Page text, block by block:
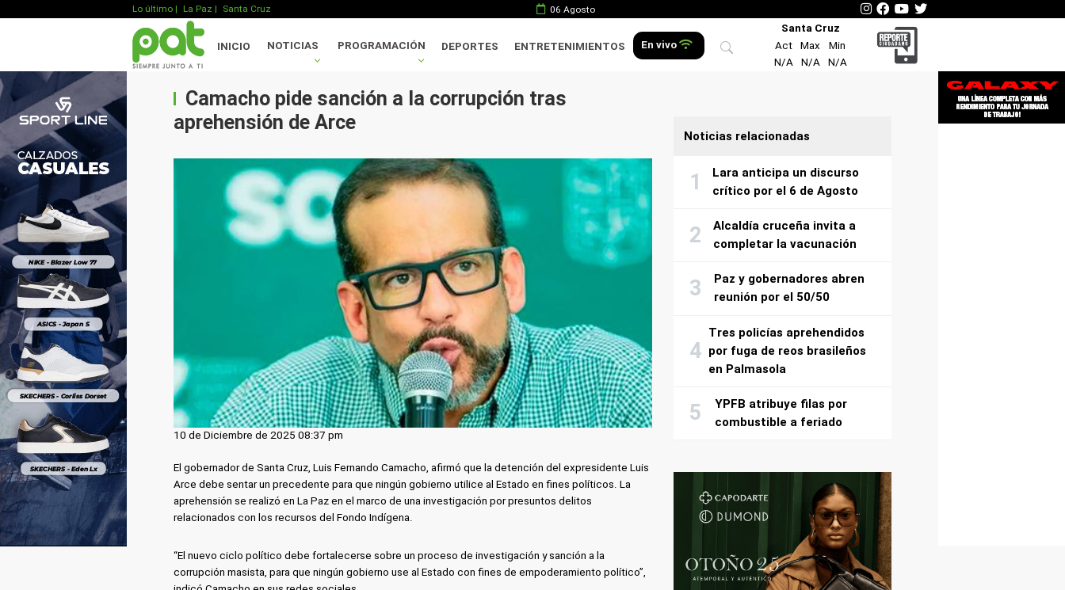
Lo último | La Paz | Santa Cruz 06 Agosto
INICIO NOTICIAS PROGRAMACIÓN DEPORTES ENTRETENIMIENTOS En vivo
Santa Cruz
Act
Max
Min
N/A
N/A N/A
Camacho pide sanción a la corrupción tras
aprehensión de Arce
10 de Diciembre de 2025 08:37 pm
El gobernador de Santa Cruz, Luis Fernando Camacho, afirmó que la detención del expresidente Luis
Arce debe sentar un precedente para que ningún gobierno utilice al Estado en fines políticos. La
aprehensión se realizó en La Paz en el marco de una investigación por presuntos delitos
relacionados con los recursos del Fondo Indígena.
“El nuevo ciclo político debe fortalecerse sobre un proceso de investigación y sanción a la
corrupción masista, para que ningún gobierno use al Estado con fines de empoderamiento político”,
Noticias relacionadas
Lara anticipa un discurso
crítico por el 6 de Agosto
Alcaldía cruceña invita a
completar la vacunación
Paz y gobernadores abren
reunión por el 50/50
Tres policías aprehendidos
por fuga de reos brasileños
en Palmasola
YPFB atribuye filas por
combustible a feriado